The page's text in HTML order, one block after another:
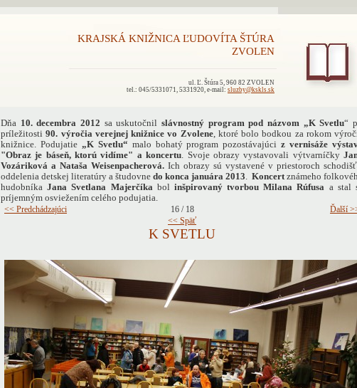
KRAJSKÁ KNIŽNICA ĽUDOVÍTA ŠTÚRA
ZVOLEN
ul. Ľ. Štúra 5, 960 82 ZVOLEN
tel.: 045/5331071, 5331920, e-mail: sluzby@kskls.sk
Dňa 10. decembra 2012 sa uskutočnilslávnostný program pod názvom „K Svetlu“
príležitosti 90. výročia verejnej knižnice vo Zvolene, ktoré bolo bodkou za rokom
knižnice. Podujatie „K Svetlu“ malo bohatý program pozostávajúci z vernisáže
"Obraz je báseň, ktorú vidíme" a koncertu. Svoje obrazy vystavovali výtvarníčky
Vozáriková a Nataša Weisenpacherová. Ich obrazy sú vystavené v priestoroch
oddelenia detskej literatúry a študovne do konca januára 2013. Koncertznámeho
hudobníkaJana Svetlana Majerčíkabol inšpirovaný tvorbou Milana Rúfusa a stal
príjemným osviežením celého podujatia.
<< Predchádzajúci 16 / 18
Ďalší
<< Späť
K SVETLU